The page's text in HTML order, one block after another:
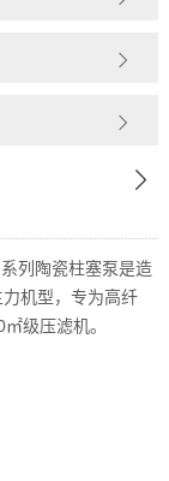
列陶瓷柱塞泵是造
机型，专为高纤
级压滤机。